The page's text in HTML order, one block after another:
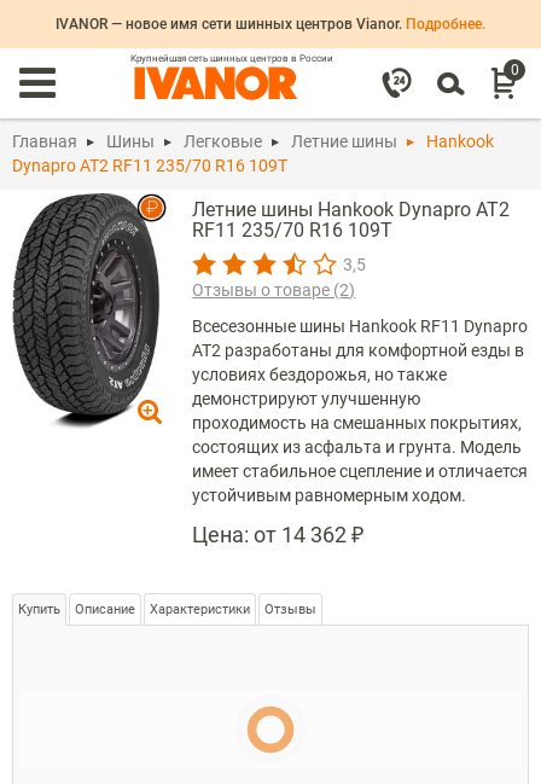
IVANOR — новое имя сети шинных центров Vianor. Подробнее.
0
Крупнейшая сеть шинных центров в России
Главная Шины Легковые Летние шины
Hankook
Dynapro AT2 RF11 235/70 R16 109T
Летние шины Hankook Dynapro AT2
RF11 235/70 R16 109T
3,5
Отзывы о товаре (2)
Всесезонные шины Hankook RF11 Dynapro
AT2 разработаны для комфортной езды в
условиях бездорожья, но также
демонстрируют улучшенную
проходимость на смешанных покрытиях,
состоящих из асфальта и грунта. Модель
имеет стабильное сцепление и отличается
устойчивым равномерным ходом.
Цена: от 14 362 ₽
Купить Описание Характеристики Отзывы